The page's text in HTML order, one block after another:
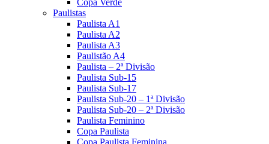
Paulistas
Paulista A1
Paulista A2
Paulista A3
Paulistão A4
Paulista – 2ª Divisão
Paulista Sub-15
Paulista Sub-17
Paulista Sub-20 – 1ª Divisão
Paulista Sub-20 – 2ª Divisão
Paulista Feminino
Copa Paulista
Copa Paulista Feminina